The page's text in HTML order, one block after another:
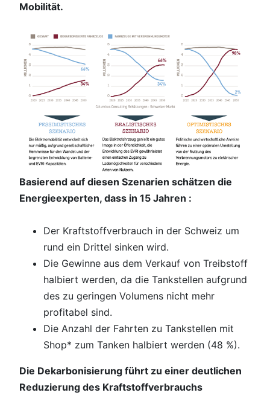
Mobilität.
Basierend auf diesen Szenarien schätzen die
Energieexperten, dass in 15 Jahren :
Der Kraftstoffverbrauch in der Schweiz um
rund ein Drittel sinken wird.
Die Gewinne aus dem Verkauf von Treibstoff
halbiert werden, da die Tankstellen aufgrund
des zu geringen Volumens nicht mehr
profitabel sind.
Die Anzahl der Fahrten zu Tankstellen mit
Shop* zum Tanken halbiert werden (48 %).
Die Dekarbonisierung führt zu einer deutlichen
Reduzierung des Kraftstoffverbrauchs